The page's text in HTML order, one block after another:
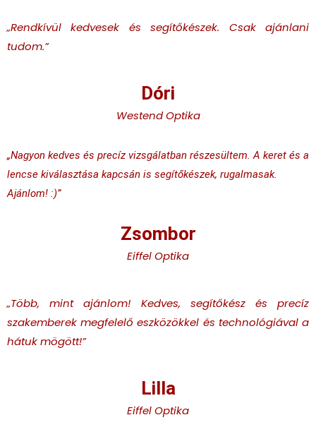
„Rendkívül kedvesek és segítőkészek. Csak ajánlani
tudom.”
Dóri
Westend Optika
„Nagyon kedves és precíz vizsgálatban részesültem. A keret és a
lencse kiválasztása kapcsán is segítőkészek, rugalmasak.
Ajánlom! :)”
Zsombor
Eiffel Optika
„Több, mint ajánlom! Kedves, segítőkész és precíz
szakemberek megfelelő eszközökkel és technológiával a
hátuk mögött!”
Lilla
Eiffel Optika